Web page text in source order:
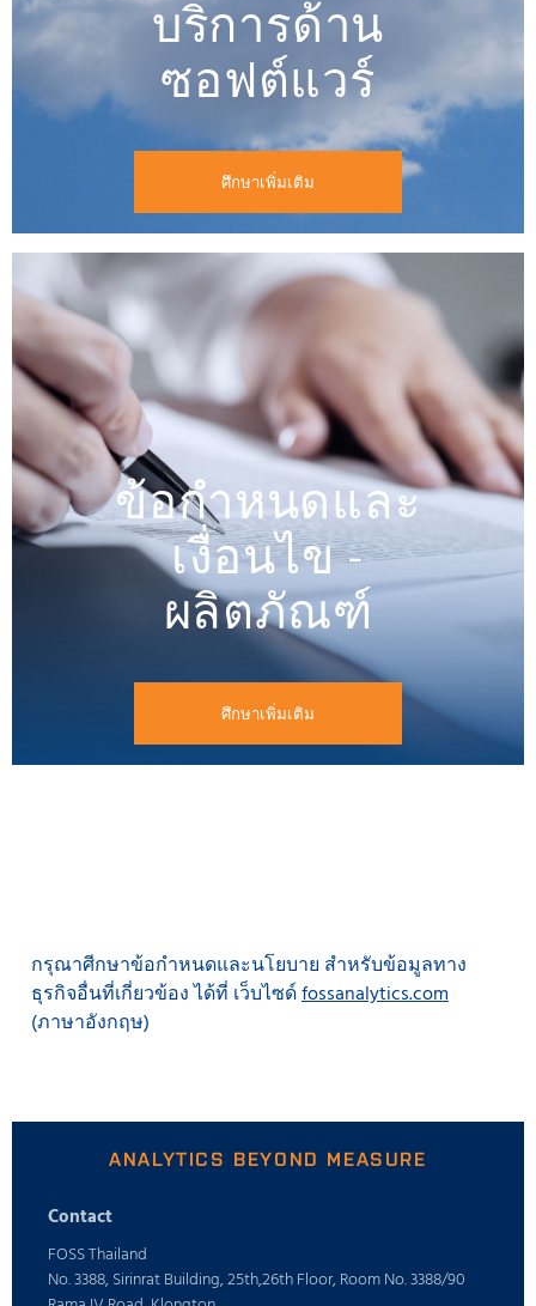
บริการด้าน
ซอฟต์แวร์
ศึกษาเพิ่มเติม
ข้อกำหนดและ
เงื่อนไข -
ผลิตภัณฑ์
ศึกษาเพิ่มเติม
กรุณาศีกษาข้อกำหนดและนโยบาย สำหรับข้อมูลทาง
ธุรกิจอื่นที่เกี่ยวข้อง ได้ที่ เว็บไซด์fossanalytics.com
(ภาษาอังกฤษ)
ANALYTICS BEYOND MEASURE
Contact
FOSS Thailand
No. 3388, Sirinrat Building, 25th,26th Floor, Room No. 3388/90